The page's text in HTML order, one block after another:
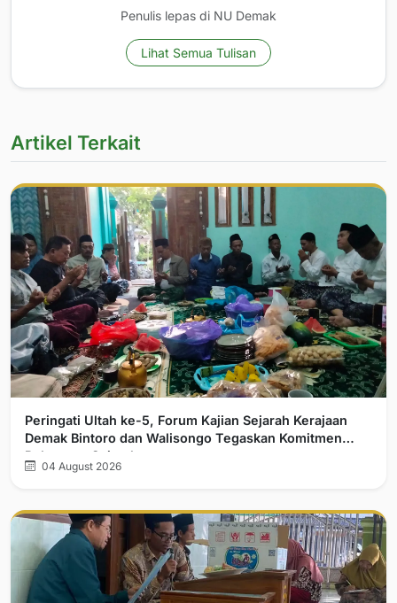
Penulis lepas di NU Demak
Lihat Semua Tulisan
Artikel Terkait
Peringati Ultah ke-5, Forum Kajian Sejarah Kerajaan
Demak Bintoro dan Walisongo Tegaskan Komitmen
Pelurusan Sejarah
04 August 2026